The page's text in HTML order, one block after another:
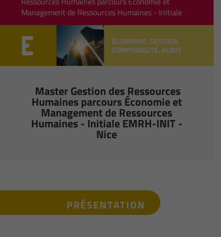
Management de Ressources Humaines - Initiale
Master Gestion des Ressources
Humaines parcours Économie et
Management de Ressources
Humaines - Initiale EMRH-INIT -
Nice
PRÉSENTATION